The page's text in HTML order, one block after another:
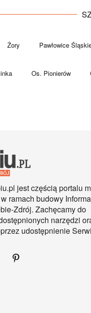
Żory Pawłowice
Os. Pionierów
jest częścią portalu
ramach budowy
Zdrój. Zachęcamy do
narzędzi
udostępnienie